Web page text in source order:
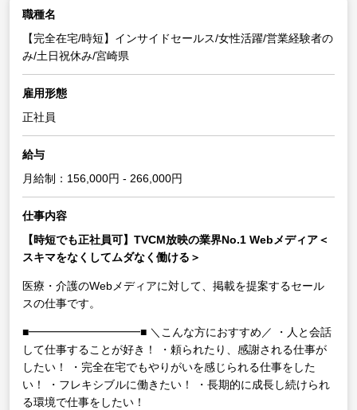
職種名
【完全在宅/時短】インサイドセールス/女性活躍/営業経験者の
み/土日祝休み/宮崎県
雇用形態
正社員
給与
月給制：156,000円 - 266,000円
仕事内容
【時短でも正社員可】TVCM放映の業界No.1 Webメディア＜
スキマをなくしてムダなく働ける＞
医療・介護のWebメディアに対して、掲載を提案するセール
スの仕事です。
■━━━━━━━━━━■ ＼こんな方におすすめ／
・人と会話
して仕事することが好き！
・頼られたり、感謝される仕事が
したい！
・完全在宅でもやりがいを感じられる仕事をした
い！
・フレキシブルに働きたい！
・長期的に成長し続けられ
る環境で仕事をしたい！